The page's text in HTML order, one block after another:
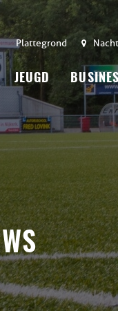
Plattegrond
JEUGD